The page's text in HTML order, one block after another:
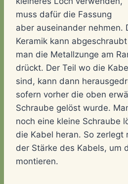
muss dafür die Fassung
aber auseinander nehmen.
Keramik kann
man die Metallzunge am
drückt. Der Teil wo die
sind, kann dann
sofern vorher die oben
Schraube gelöst wurde.
noch eine kleine Schraube
die Kabel heran. So zerlegt
der Stärke des Kabels, um
montieren.